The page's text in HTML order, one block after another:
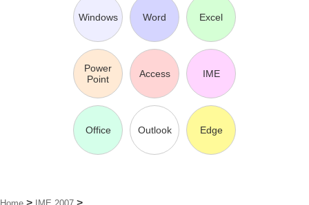
Windows Word Excel
Power
Point
Access IME
Office Outlook Edge